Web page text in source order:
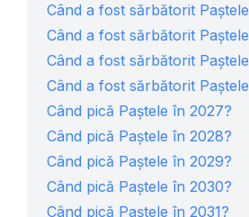
Când a fost sărbătorit
Când a fost sărbătorit
Când a fost sărbătorit
Când a fost sărbătorit
Când pică Paștele în 2027?
Când pică Paștele în 2028?
Când pică Paștele în 2029?
Când pică Paștele în 2030?
Când pică Paștele în 2031?